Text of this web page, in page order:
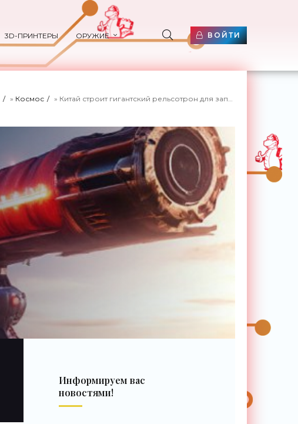
3D-ПРИНТЕРЫ ОРУЖИЕ ВОЙТИ
» Космос » Китай строит гигантский рельсотрон для запуска шаттлов на орбиту - «Космос»
Информируем вас
новостями!